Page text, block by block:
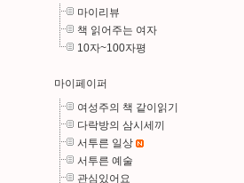
마이리뷰
책 읽어주는 여자
10자~100자평
마이페이퍼
여성주의 책 같이읽기
다락방의 삼시세끼
서투른 일상
서투른 예술
관심있어요